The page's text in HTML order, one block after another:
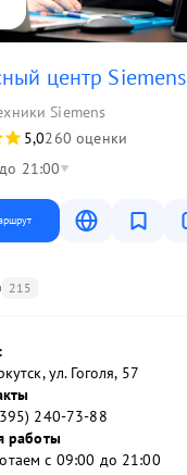
центр Siemens
Siemens
5,0260 оценки
21:00
215
ул. ​Гоголя, 57
240-73-88
работы
с 09:00 до 21:00